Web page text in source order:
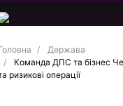
Держава
Команда ДПС та бізнес
ризикові операції